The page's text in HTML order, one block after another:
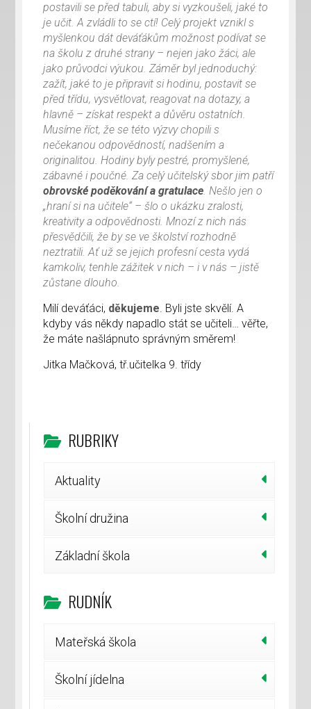
postavili se před tabuli, aby si vyzkoušeli, jaké to
je učit. A zvládli to se ctí! Celý projekt vznikl s
myšlenkou dát deváťákům možnost podívat se
na školu z druhé strany – nejen jako žáci, ale
jako průvodci výukou. Záměr byl jednoduchý:
zažít, jaké to je připravit si hodinu, postavit se
před třídu, vysvětlovat, reagovat na dotazy, a
hlavně – získat respekt a důvěru ostatních.
Musíme říct, že se této výzvy chopili s
nečekanou odpovědností, nadšením a
originalitou. Hodiny byly pestré, promyšlené,
zábavné i poučné. Za celý učitelský sbor jim patří
obrovské poděkování a gratulace. Nešlo jen o
„hraní si na učitele“ – šlo o ukázku zralosti,
kreativity a odpovědnosti. Mnozí z nich nás
přesvědčili, že by se ve školství rozhodně
neztratili. Ať už se jejich profesní cesta vydá
kamkoliv, tenhle zážitek v nich – i v nás – jistě
zůstane dlouho.
Milí deváťáci, děkujeme. Byli jste skvělí. A
kdyby vás někdy napadlo stát se učiteli… věřte,
že máte našlápnuto správným směrem!
Jitka Mačková, tř.učitelka 9. třídy
RUBRIKY
Aktuality
Školní družina
Základní škola
RUDNÍK
Mateřská škola
Školní jídelna